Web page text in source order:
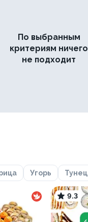
По выбранным
критериям ничего
не подходит
Угорь Тунец
9.3